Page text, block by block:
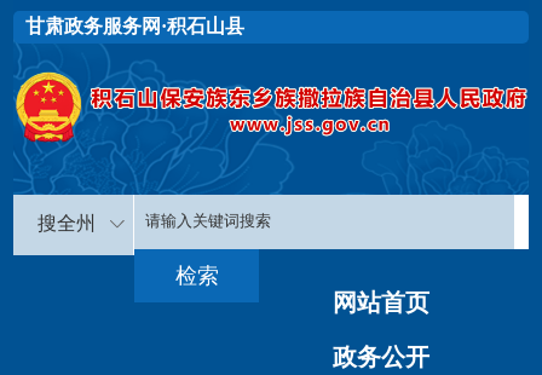
甘肃政务服务网·积石山县
搜全州
网站首页
政务公开